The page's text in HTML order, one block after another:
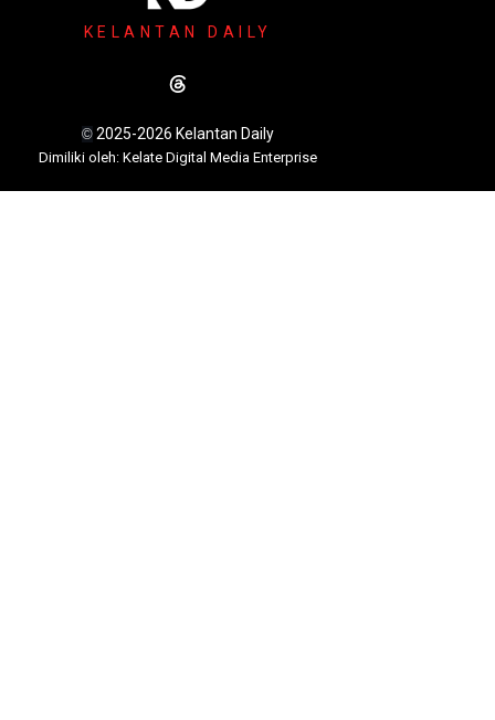
KELANTAN DAILY
© 2025-2026 Kelantan Daily
Dimiliki oleh: Kelate Digital Media Enterprise